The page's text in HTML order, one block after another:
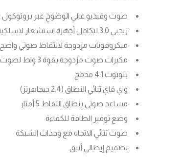
صوت وفيديو عالي الوضوح عبر بروتوكول SIP 2.0
زيجبي 3.0 لتكامل أجهزة استشعار لاسلكية
ميكروفونات مزدوجة لالتقاط صوتي واضح
مكبرات صوت مزدوجة بقوة 3 واط لصوت متميز
بلوتوث 4.1 مدمج
واي فاي ثنائي النطاق (2.4 جيجاهرتز)
مساعد صوتي بنطاق التقاط 5 أمتار
وضع توفير الطاقة للكفاءة
صوت ثنائي الاتجاه مع وحدات الشبكة
تصميم إيطالي أنيق